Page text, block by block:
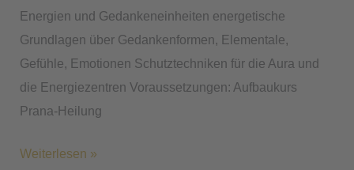
Energien und Gedankeneinheiten energetische
Grundlagen über Gedankenformen, Elementale,
Gefühle, Emotionen Schutztechniken für die Aura und
die Energiezentren Voraussetzungen: Aufbaukurs
Prana-Heilung
Weiterlesen »